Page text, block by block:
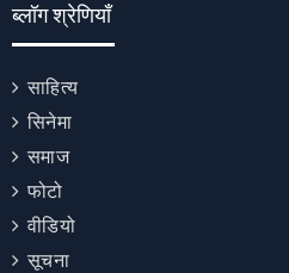
ब्लॉग श्रेणियाँ
साहित्य
सिनेमा
समाज
फोटो
वीडियो
सूचना